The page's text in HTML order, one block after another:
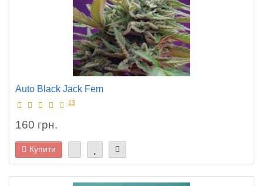
Auto Black Jack Fem
13
160 грн.
Купити